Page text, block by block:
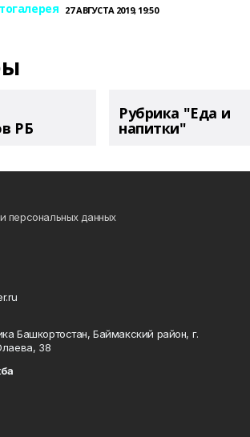
27 АВГУСТА 2019, 19:50
РБ
Рубрика "Еда и
напитки"
персональных данных
Башкортостан, Баймакский район, г.
38